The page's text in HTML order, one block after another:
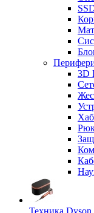
3D
Техника Dyson